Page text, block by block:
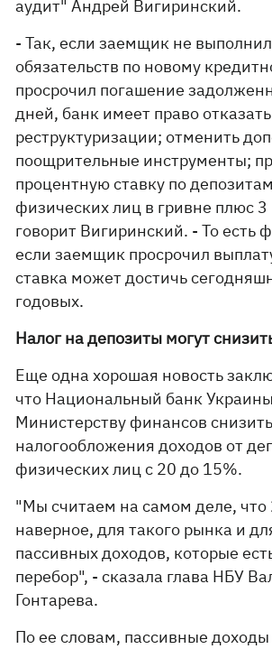
аудит" Андрей Вигиринский.
- Так, если заемщик не
обязательств по новому
просрочил погашение
дней, банк имеет право
реструктуризации; отменить
поощрительные инструменты;
процентную ставку по
физических лиц в гривне плюс 3
говорит Вигиринский. - То есть
если заемщик просрочил
ставка может достичь
годовых.
Налог на депозиты могут
Еще одна хорошая новость
что Национальный банк
Министерству финансов
налогообложения доходов от
физических лиц с 20 до 15%.
"Мы считаем на самом деле, что
наверное, для такого рынка и
пассивных доходов, которые
перебор", - сказала глава НБУ
Гонтарева.
По ее словам, пассивные